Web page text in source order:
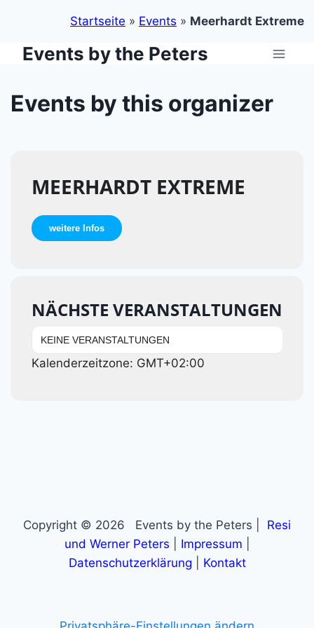
Startseite » Events » Meerhardt Extreme
ZumEvents by the Peters
Events by this organizer
MEERHARDT EXTREME
weitere Infos
NÄCHSTE VERANSTALTUNGEN
KEINE VERANSTALTUNGEN
Kalenderzeitzone: GMT+02:00
Copyright © 2026 Events by the Peters |
Resi
und Werner Peters
Impressum
Datenschutzerklärung
Kontakt